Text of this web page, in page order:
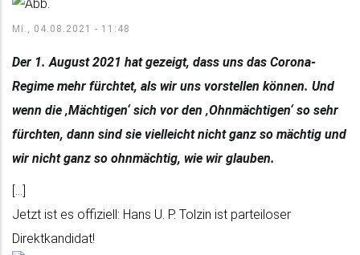
Mi., 04.08.2021 - 11:48
Der 1. August 2021 hat gezeigt, dass uns das Corona-
Regime mehr fürchtet, als wir uns vorstellen können. Und
wenn die ‚Mächtigen‘ sich vor den ‚Ohnmächtigen‘ so sehr
fürchten, dann sind sie vielleicht nicht ganz so mächtig und
wir nicht ganz so ohnmächtig, wie wir glauben.
[...]
Jetzt ist es offiziell: Hans U. P. Tolzin ist parteiloser
Direktkandidat!